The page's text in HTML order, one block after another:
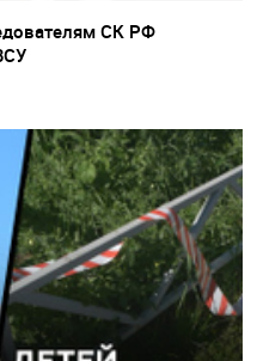
СК РФ